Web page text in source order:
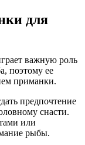
для
важную роль
поэтому ее
приманки.
предпочтение
снасти.
или
рыбы.